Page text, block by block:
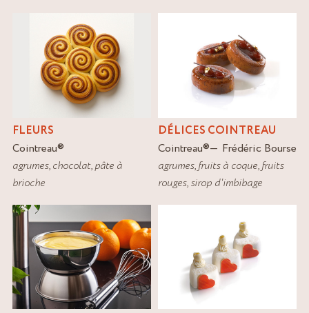
FLEURS
Cointreau®
agrumes,chocolat,pâte à
brioche
DÉLICES COINTREAU
Cointreau®
Frédéric Bourse
agrumes,fruits à coque,fruits
rouges,sirop d'imbibage